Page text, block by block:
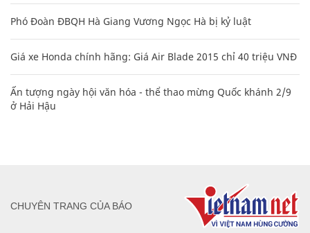
Phó Đoàn ĐBQH Hà Giang Vương Ngọc Hà bị kỷ luật
Giá xe Honda chính hãng: Giá Air Blade 2015 chỉ 40 triệu VNĐ
Ấn tượng ngày hội văn hóa - thể thao mừng Quốc khánh 2/9
ở Hải Hậu
CHUYÊN TRANG CỦA BÁO